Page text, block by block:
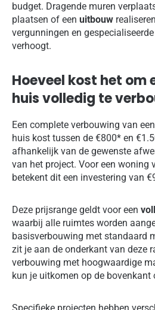
budget. Dragende muren
plaatsen of een uitbouw
vergunningen en
verhoogt.
Hoeveel kost het om
huis volledig te
Een complete verbouwing van
huis kost tussen de €800* en
afhankelijk van de gewenste
van het project. Voor een woning
betekent dit een investering van
Deze prijsrange geldt voor een
waarbij alle ruimtes worden
basisverbouwing met standaard
zit je aan de onderkant van deze
verbouwing met hoogwaardige
kun je uitkomen op de bovenkant